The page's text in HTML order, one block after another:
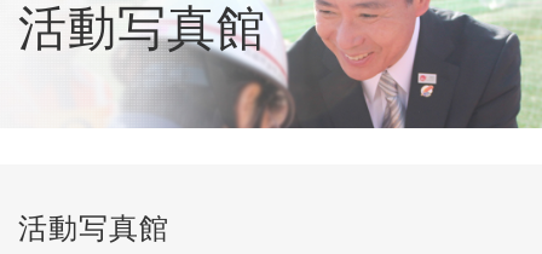
活動写真館
活動写真館